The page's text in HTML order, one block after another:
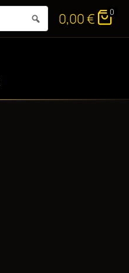
0,00€ 0